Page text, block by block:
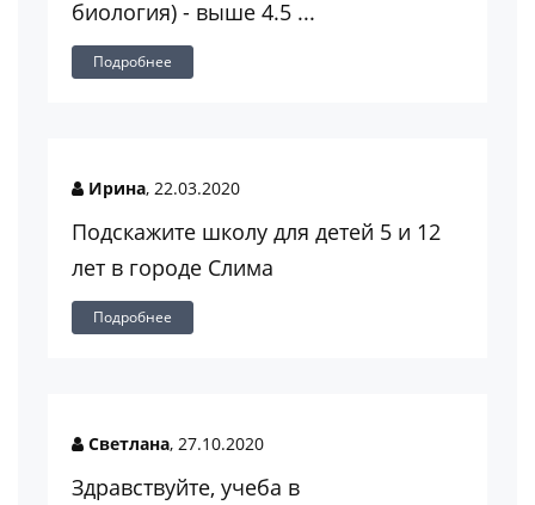
биология) - выше 4.5 ...
Подробнее
Ирина, 22.03.2020
Подскажите школу для детей 5 и 12
лет в городе Слима
Подробнее
Светлана, 27.10.2020
Здравствуйте, учеба в